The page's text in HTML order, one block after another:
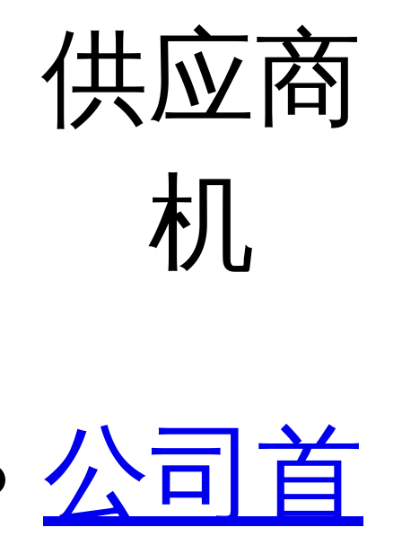
供应商
机
公司首